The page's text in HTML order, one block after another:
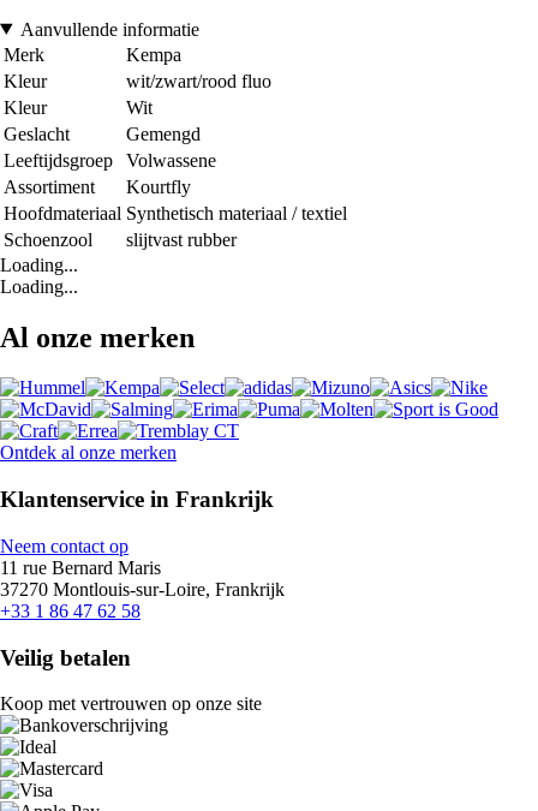
Aanvullende informatie
Merk
Kempa
Kleur
wit/zwart/rood fluo
Kleur
Wit
Geslacht
Gemengd
Leeftijdsgroep
Volwassene
Assortiment
Kourtfly
Hoofdmateriaal Synthetisch materiaal / textiel
Schoenzool
slijtvast rubber
Loading...
Loading...
Al onze merken
Ontdek al onze merken
Klantenservice in Frankrijk
Neem contact op
11 rue Bernard Maris
37270 Montlouis-sur-Loire, Frankrijk
+33 1 86 47 62 58
Veilig betalen
Koop met vertrouwen op onze site